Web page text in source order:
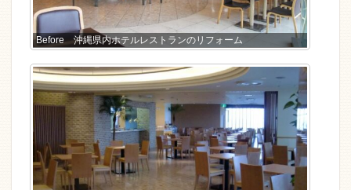
Before 沖縄県内ホテルレストランのリフォーム